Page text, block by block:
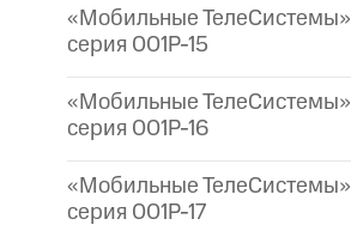
«Мобильные ТелеСистемы»
серия 001P-15
«Мобильные ТелеСистемы»
серия 001P-16
«Мобильные ТелеСистемы»
серия 001P-17